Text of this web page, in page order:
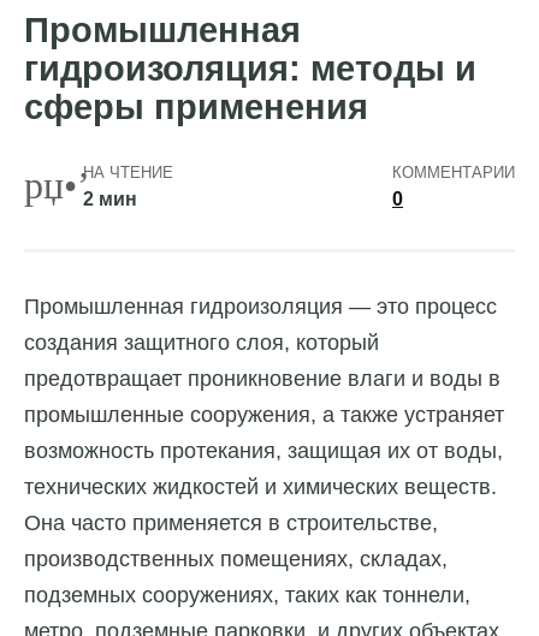
Промышленная
гидроизоляция: методы и
сферы применения
НА ЧТЕНИЕ
2 мин
КОММЕНТАРИИ
0
Промышленная гидроизоляция — это процесс
создания защитного слоя, который
предотвращает проникновение влаги и воды в
промышленные сооружения, а также устраняет
возможность протекания, защищая их от воды,
технических жидкостей и химических веществ.
Она часто применяется в строительстве,
производственных помещениях, складах,
подземных сооружениях, таких как тоннели,